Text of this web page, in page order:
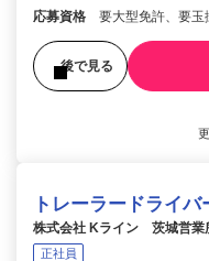
応募資格 要大型免許、要玉
後で見る
トレーラードライバ
株式会社 Kライン 茨城営業
正社員